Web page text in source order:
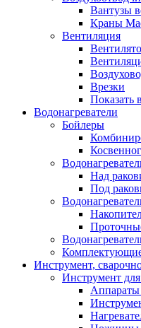
Вантузы
Краны
Вентиляция
Врезки
Показать
Водонагреватели
Бойлеры
Над
Под
Комплектующие
Инструмент,
Инструмент
Аппараты